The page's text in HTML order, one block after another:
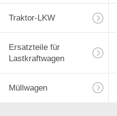
Traktor-LKW
Ersatzteile für
Lastkraftwagen
Müllwagen